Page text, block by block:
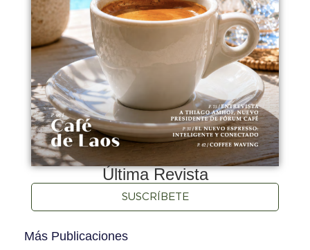
Última Revista
SUSCRÍBETE
Más Publicaciones